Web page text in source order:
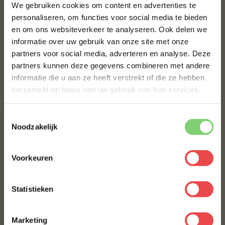
We gebruiken cookies om content en advertenties te
personaliseren, om functies voor social media te bieden
en om ons websiteverkeer te analyseren. Ook delen we
informatie over uw gebruik van onze site met onze
partners voor social media, adverteren en analyse. Deze
partners kunnen deze gegevens combineren met andere
informatie die u aan ze heeft verstrekt of die ze hebben
verzameld op basis van uw gebruik van hun services.
Noodzakelijk
Voorkeuren
Statistieken
Marketing
Over Angus & Oink
Angus & Oink staat bekend om wereldse BBQ-smaken.
Hun Char Siu Rub is geïnspireerd op de Chinese
straatkeuken, waar geroosterd vlees een kunstvorm is.
Door traditionele smaken te combineren met westerse
grilltechnieken brengen ze authenticiteit en gemak
samen in één pot.
BBQuality staat voor betaalbaar kwaliteitsvlees. Ons
marinade of
kun je je vlees eventueel nog wat meer
op smaak brengen. Bestel je kwaliteitsvlees vandaag
Voor vragen of voor extra informatie kun je kijken bij
10% korting op je
eerste bestelling*
Schrijf je in voor onze nieuwsbrief en ontvang direct
10% korting op jouw eerste bestelling.
ACHTERNAAM